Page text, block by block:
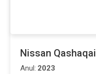
Nissan Qashaqai
Anul: 2023